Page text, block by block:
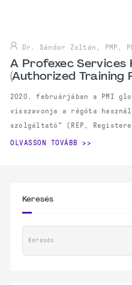
Dr. Sándor Zoltán, PMP,
A Profexec Services
(Authorized Training
2020. februárjában a PMI
visszavonja a régóta
szolgáltató” (REP,
OLVASSON TOVÁBB
Keresés
Keresés